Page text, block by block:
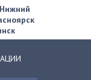
Нижний